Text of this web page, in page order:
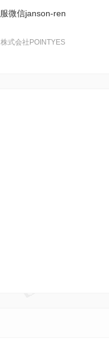
服微信janson-ren
株式会社POINTYES